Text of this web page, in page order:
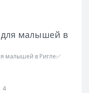
для малышей в
малышей в Ригле✅
4